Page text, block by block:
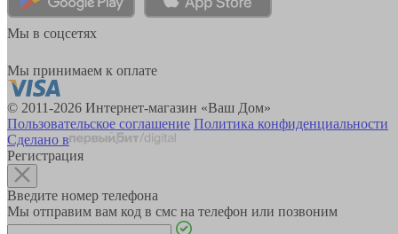
Мы в соцсетях
Мы принимаем к оплате
© 2011-2026 Интернет-магазин «Ваш Дом»
Пользовательское соглашение Политика конфиденциальности
Сделано в
Регистрация
Введите номер телефона
Мы отправим вам код в смс на телефон или позвоним